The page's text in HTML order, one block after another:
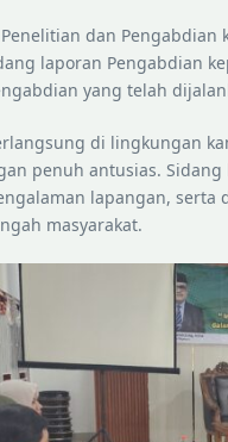
dan Pengabdian
laporan Pengabdian
yang telah
di lingkungan
penuh antusias.
lapangan, serta
masyarakat.